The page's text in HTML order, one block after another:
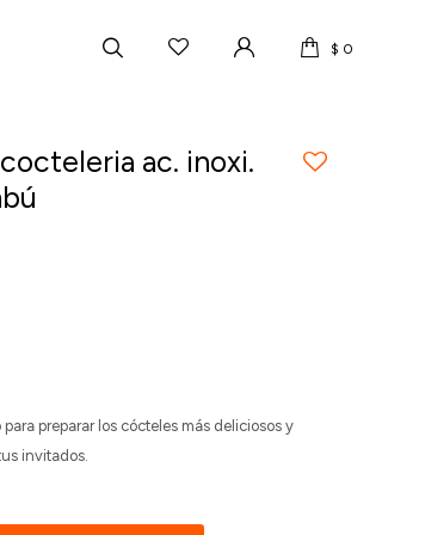
$ 0
ac. inoxi.
preparar los cócteles más deliciosos y
invitados.